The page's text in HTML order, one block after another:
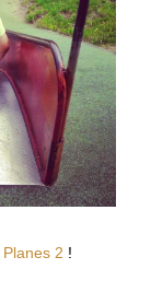
Planes 2 !